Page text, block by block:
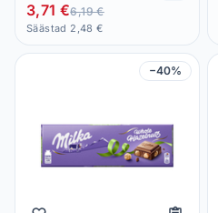
3,71 €6,19 €
Säästad 2,48 €
−40%